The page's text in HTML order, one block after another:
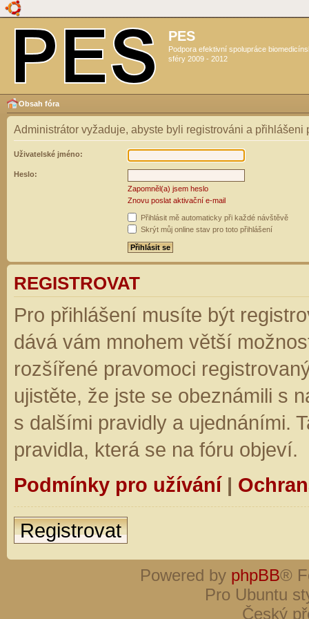
PES
Podpora efektivní spolupráce
sféry 2009 - 2012
Obsah fóra
Administrátor vyžaduje, abyste byli registrováni a přihlášeni
Uživatelské jméno:
Heslo:
Zapomněl(a) jsem heslo
Znovu poslat aktivační e-mail
Přihlásit mě automaticky při každé návštěvě
Skrýt můj online stav pro toto přihlášení
REGISTROVAT
Pro přihlášení musíte být
dává vám mnohem větší
rozšířené pravomoci
ujistěte, že jste se obeznámili s
s dalšími pravidly a ujednáními.
pravidla, která se na fóru objeví.
Podmínky pro užívání|
Registrovat
Powered by phpBB®
Pro Ubuntu
Český